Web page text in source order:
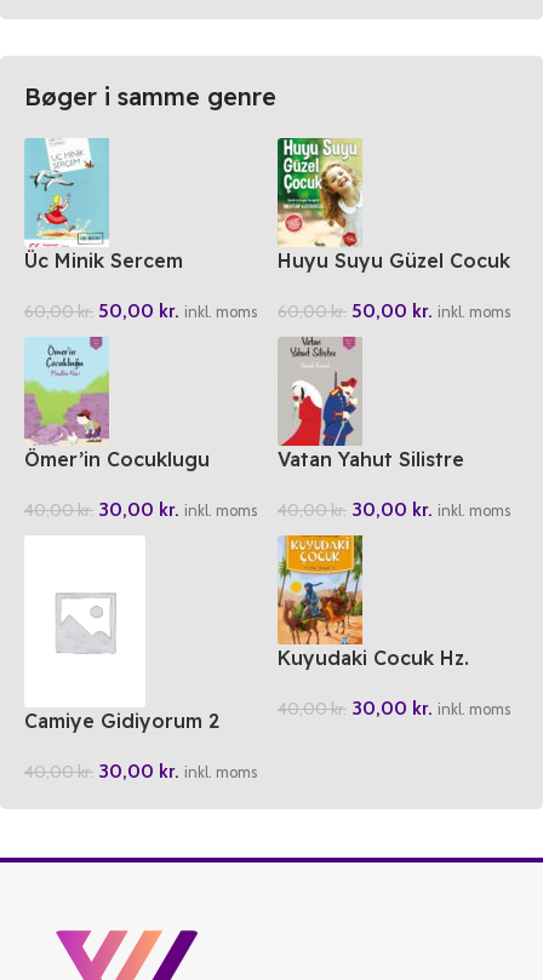
Bøger i samme genre
Üc Minik Sercem
60,00kr. 50,00 kr. inkl. moms
Huyu Suyu Güzel Cocuk
60,00kr. 50,00 kr. inkl. moms
Ömer’in Cocuklugu
40,00kr. 30,00 kr. inkl. moms
Vatan Yahut Silistre
40,00kr. 30,00 kr. inkl. moms
Camiye Gidiyorum 2
40,00kr. 30,00 kr. inkl. moms
Kuyudaki Cocuk Hz.
40,00kr. 30,00 kr. inkl. moms